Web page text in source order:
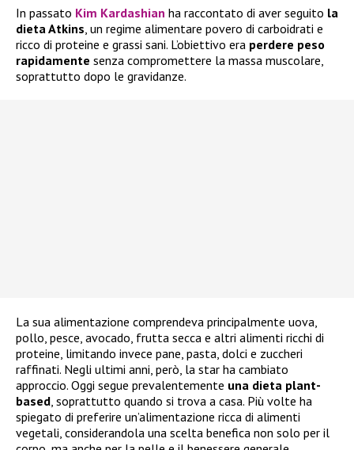
In passato Kim Kardashian ha raccontato di aver seguito la
dieta Atkins , un regime alimentare povero di carboidrati e
ricco di proteine e grassi sani. L’obiettivo era perdere peso
rapidamente senza compromettere la massa muscolare,
soprattutto dopo le gravidanze.
La sua alimentazione comprendeva principalmente uova,
pollo, pesce, avocado, frutta secca e altri alimenti ricchi di
proteine, limitando invece pane, pasta, dolci e zuccheri
raffinati. Negli ultimi anni, però, la star ha cambiato
approccio. Oggi segue prevalentemente una dieta plant-
based , soprattutto quando si trova a casa. Più volte ha
spiegato di preferire un’alimentazione ricca di alimenti
vegetali, considerandola una scelta benefica non solo per il